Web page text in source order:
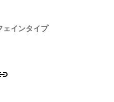
ェインタイプ